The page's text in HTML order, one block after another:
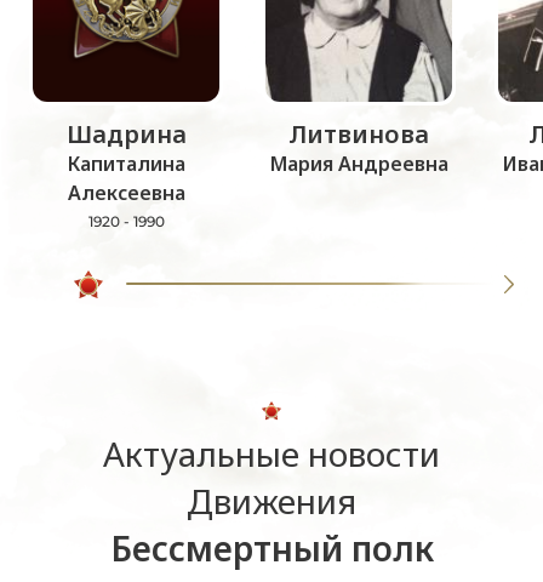
Шадрина
Капиталина
Алексеевна
1920 - 1990
Литвинова
Мария Андреевна
Актуальные новости
Движения
Бессмертный полк